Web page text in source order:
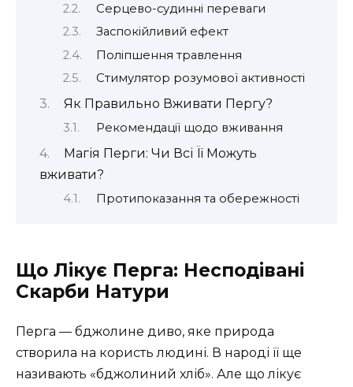
Серцево-судинні переваги
Заспокійливий ефект
Поліпшення травлення
Стимулятор розумової активності
Як Правильно Вживати Пергу?
Рекомендації щодо вживання
Магія Перги: Чи Всі Її Можуть
вживати?
Протипоказання та обережності
Що Лікує Перга: Несподівані
Скарби Натури
Перга — бджолине диво, яке природа
створила на користь людині. В народі її ще
називають «бджолиний хліб». Але що лікує